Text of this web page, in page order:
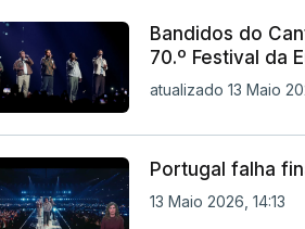
Bandidos do
70.º Festival da
atualizado 13 Maio
Portugal falha
13 Maio 2026, 14:13